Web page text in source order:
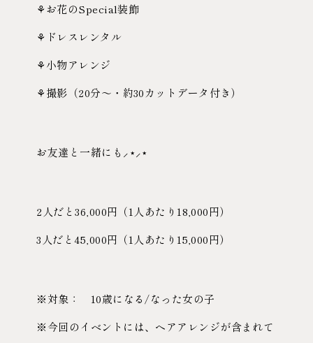
⚘お花のSpecial装飾
⚘ドレスレンタル
⚘小物アレンジ
⚘撮影（20分〜・約30カットデータ付き）
お友達と一緒にも⸝⋆⸝⋆
2人だと36,000円（1人あたり18,000円）
3人だと45,000円（1人あたり15,000円）
※対象： 10歳になる/なった女の子
※今回のイベントには、ヘアアレンジが含まれて